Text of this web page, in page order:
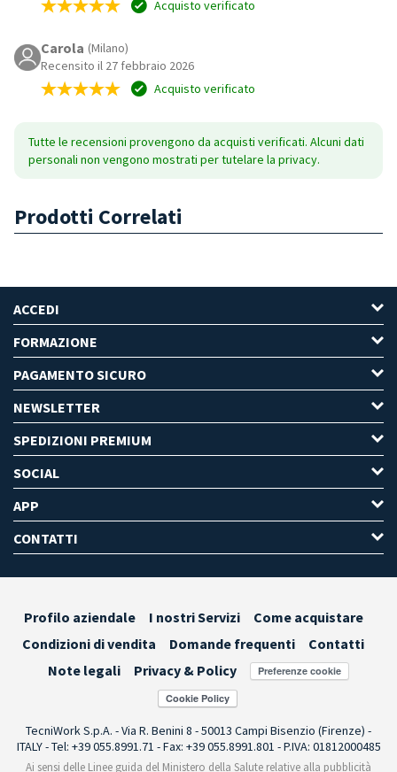
Acquisto verificato
Carola (Milano)
Recensito il 27 febbraio 2026
Acquisto verificato
Tutte le recensioni provengono da acquisti verificati. Alcuni dati
personali non vengono mostrati per tutelare la privacy.
Prodotti Correlati
ACCEDI
FORMAZIONE
PAGAMENTO SICURO
NEWSLETTER
SPEDIZIONI PREMIUM
SOCIAL
APP
CONTATTI
Profilo aziendale I nostri Servizi
Come acquistare
Condizioni di vendita
Domande frequenti
Contatti
Note legali
Privacy & Policy Preferenze cookie
TecniWork S.p.A. - Via R. Benini 8 - 50013 Campi Bisenzio (Firenze) -
ITALY - Tel: +39 055.8991.71 - Fax: +39 055.8991.801 - P.IVA: 01812000485
Ai sensi delle Linee guida del Ministero della Salute relative alla pubblicità